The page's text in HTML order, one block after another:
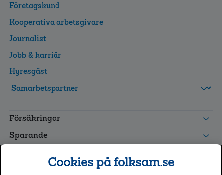
Företagskund
Kooperativa arbetsgivare
Journalist
Jobb & karriär
Hyresgäst
grupp
Leverantörswebb
Försäkringar
Sparande
Cookies på folksam.se